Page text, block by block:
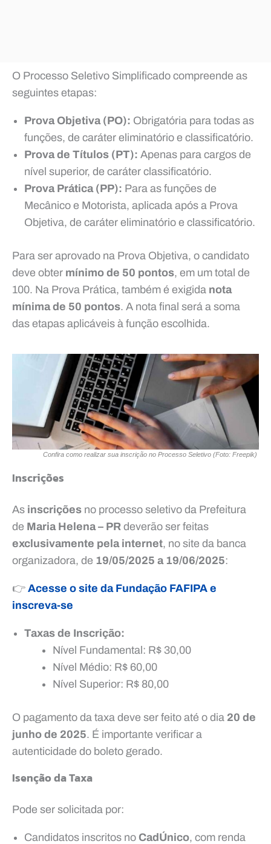
O Processo Seletivo Simplificado compreende as
seguintes etapas:
Prova Objetiva (PO): Obrigatória para todas as
funções, de caráter eliminatório e classificatório.
Prova de Títulos (PT): Apenas para cargos de
nível superior, de caráter classificatório.
Prova Prática (PP): Para as funções de
Mecânico e Motorista, aplicada após a Prova
Objetiva, de caráter eliminatório e classificatório.
Para ser aprovado na Prova Objetiva, o candidato
deve obter mínimo de 50 pontos, em um total de
100. Na Prova Prática, também é exigida nota
mínima de 50 pontos. A nota final será a soma
das etapas aplicáveis à função escolhida.
Confira como realizar sua inscrição no Processo Seletivo (Foto: Freepik)
Inscrições
As inscrições no processo seletivo da Prefeitura
de Maria Helena – PR deverão ser feitas
exclusivamente pela internet, no site da banca
organizadora, de 19/05/2025 a 19/06/2025:
👉 Acesse o site da Fundação FAFIPA e
inscreva-se
Taxas de Inscrição:
Nível Fundamental: R$ 30,00
Nível Médio: R$ 60,00
Nível Superior: R$ 80,00
O pagamento da taxa deve ser feito até o dia 20 de
junho de 2025. É importante verificar a
autenticidade do boleto gerado.
Isenção da Taxa
Pode ser solicitada por:
Candidatos inscritos no CadÚnico, com renda